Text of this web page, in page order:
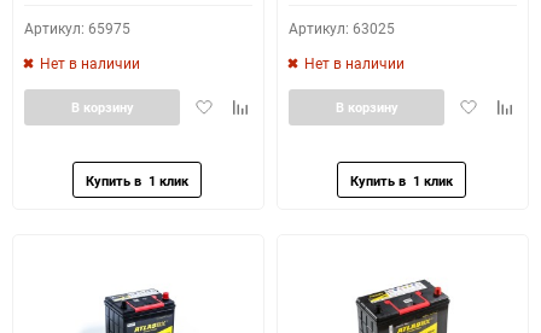
Артикул: 65975
Нет в наличии
ДобавитьДобавить
В корзину
Артикул: 63025
Нет в наличии
Добавить
В корзину